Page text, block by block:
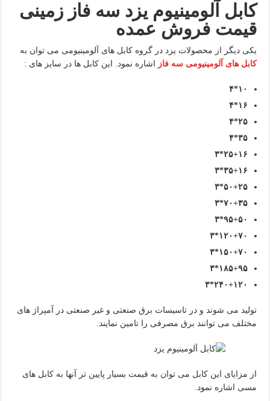
کابل آلومینیوم یزد سه فاز زمینی
قیمت فروش عمده
یکی دیگر از محصولات یزد در گروه کابل های آلومینیومی می توان به
کابل های آلومینیومی سه فاز
اشاره نمود. این کابل ها در سایز های :
۱۰*۴
۱۶*۴
۲۵*۴
۳۵*۴
۲۵+۱۶*۳
۳۵+۱۶*۳
۵۰+۲۵*۳
۷۰+۳۵*۳
۹۵+۵۰*۳
۱۲۰+۷۰*۳
۱۵۰+۷۰*۳
۱۸۵+۹۵*۳
۲۴۰+۱۲۰*۳
تولید می شوند و در تاسیسات برق صنعتی و غیر صنعتی در آمپراژ های
مختلف می توانند برق مصرفی را تامین نمایند.
از مزایای این کابل می توان به قیمت بسیار پایین تر آنها به کابل های
مسی اشاره نمود.